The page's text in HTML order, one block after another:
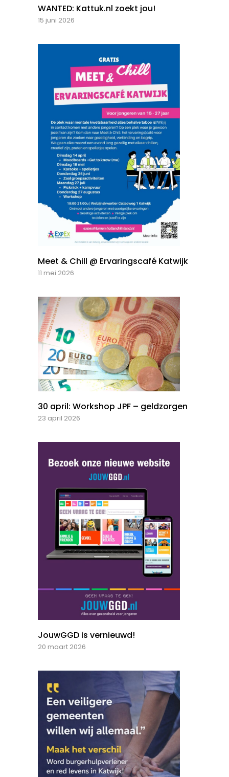
WANTED: Kattuk.nl zoekt jou!
15 juni 2026
Meet & Chill @ Ervaringscafé Katwijk
11 mei 2026
30 april: Workshop JPF – geldzorgen
23 april 2026
JouwGGD is vernieuwd!
20 maart 2026